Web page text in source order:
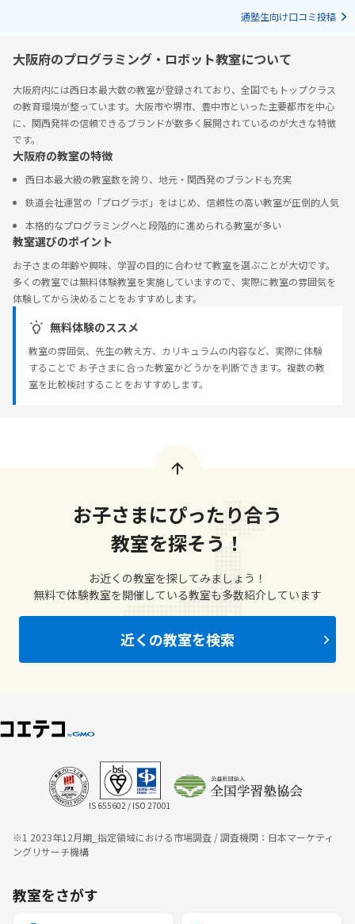
通塾生向け口コミ投稿
大阪府のプログラミング・ロボット教室について
大阪府内には西日本最大数の教室が登録されており、全国でもトップクラス
の教育環境が整っています。大阪市や堺市、豊中市といった主要都市を中心
に、関西発祥の信頼できるブランドが数多く展開されているのが大きな特徴
です。
大阪府の教室の特徴
西日本最大級の教室数を誇り、地元・関西発のブランドも充実
鉄道会社運営の「プログラボ」をはじめ、信頼性の高い教室が圧倒的人気
本格的なプログラミングへと段階的に進められる教室が多い
教室選びのポイント
お子さまの年齢や興味、学習の目的に合わせて教室を選ぶことが大切です。
多くの教室では無料体験教室を実施していますので、実際に教室の雰囲気を
体験してから決めることをおすすめします。
無料体験のススメ
教室の雰囲気、先生の教え方、カリキュラムの内容など、実際に体験
することで お子さまに合った教室かどうかを判断できます。複数の教
室を比較検討することをおすすめします。
お子さまにぴったり合う
教室を探そう！
お近くの教室を探してみましょう！
無料で体験教室を開催している教室も多数紹介しています
近くの教室を検索
IS 655602 / ISO 27001
※1 2023年12月期_指定領域における市場調査 / 調査機関：日本マーケティ
ングリサーチ機構
教室をさがす